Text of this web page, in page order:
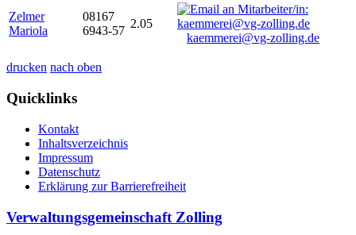
Zelmer
Mariola
08167
6943-57
2.05
kaemmerei@vg-zolling.de
drucken nach oben
Quicklinks
Kontakt
Inhaltsverzeichnis
Impressum
Datenschutz
Erklärung zur Barrierefreiheit
Verwaltungsgemeinschaft Zolling